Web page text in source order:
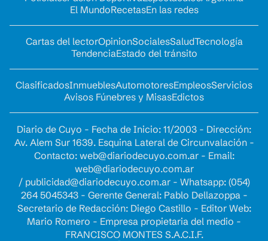
El MundoRecetasEn las redes
Cartas del lectorOpinionSocialesSaludTecnología
TendenciaEstado del tránsito
ClasificadosInmueblesAutomotoresEmpleosServicios
Avisos Fúnebres y MisasEdictos
Diario de Cuyo - Fecha de Inicio: 11/2003 - Dirección:
Av. Alem Sur 1639. Esquina Lateral de Circunvalación -
Contacto: web@diariodecuyo.com.ar- Email:
web@diariodecuyo.com.ar
/ publicidad@diariodecuyo.com.ar- Whatsapp: (054)
264 5045343 - Gerente General: Pablo Dellazoppa -
Secretario de Redacción: Diego Castillo - Editor Web:
Mario Romero - Empresa propietaria del medio -
FRANCISCO MONTES S.A.C.I.F.